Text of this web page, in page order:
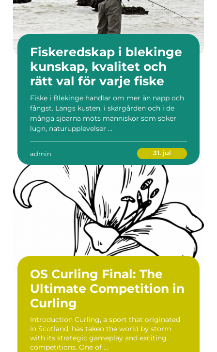
Fiskeredskap i blekinge
kunskap, kvalitet och
rätt val för varje fiske
Fiske i Blekinge handlar om mer än napp och
fångst. Längs kusten, i skärgården och i de
många sjöarna möts människor som söker
lugn, naturupplevelser ...
admin 31. jul
OS Curling Final: The
Ultimate Competition in
Curling
Introduction Curling, a sport that originated
in Scotland, has taken the world by storm
with its strategic gameplay and exciting
competitions. One of ...